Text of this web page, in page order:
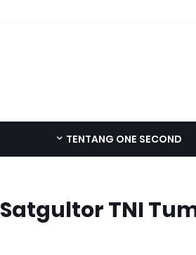
TENTANG ONE SECOND
Satgultor TNI